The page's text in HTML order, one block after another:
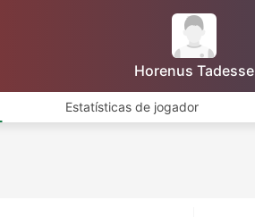
Horenus Tadesse
Estatísticas de jogador